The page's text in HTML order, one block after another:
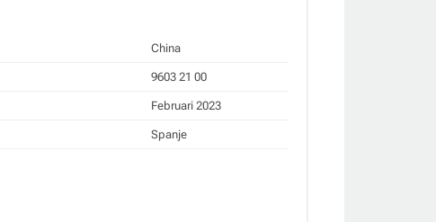
China
9603 21 00
Februari 2023
Spanje